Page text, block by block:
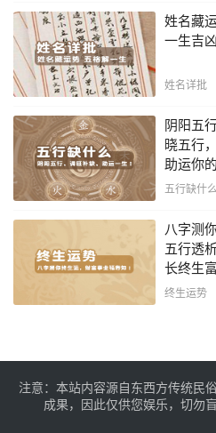
姓名藏
一生吉
姓名详批
阴阳五
晓五行
助运你
五行缺什么
八字测
五行透
长终生富
终生运势
注意：本站内容源自东西方传统民
成果，因此仅供您娱乐，切勿